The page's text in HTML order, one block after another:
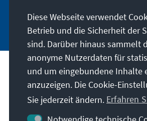
Jetzt
Unser Auftrag
Kontakt
Diese Webseite verwendet
Betrieb und die Sicherheit der
sind. Darüber hinaus sammelt
anonyme Nutzerdaten für
und um eingebundene Inhalte
anzuzeigen. Die Cookie-
Sie jederzeit ändern. Erfahren